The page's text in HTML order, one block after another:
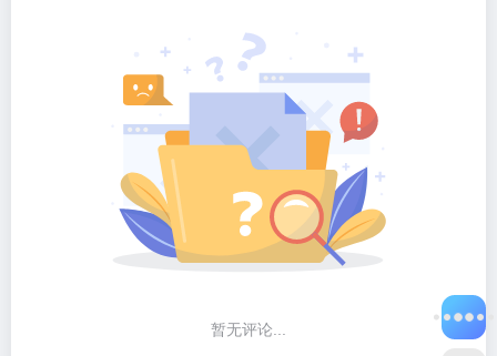
暂无评论...